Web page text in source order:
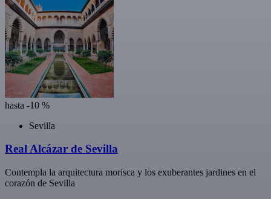
hasta -10 %
Sevilla
Real Alcázar de Sevilla
Contempla la arquitectura morisca y los exuberantes jardines en el
corazón de Sevilla